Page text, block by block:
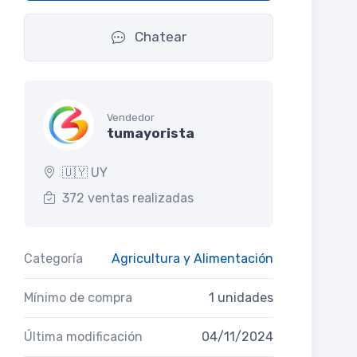
Chatear
Vendedor
tumayorista
🇺🇾 UY
372 ventas realizadas
Categoría Agricultura y Alimentación
Mínimo de compra 1 unidades
Última modificación 04/11/2024